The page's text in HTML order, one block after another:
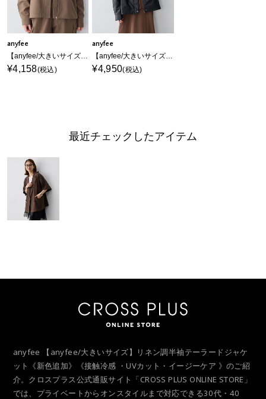
anyfee
【anyfee/大きいサイズ】ポケット付ウールライクツイルブルゾン《セットアップ対応/上下別売り》
¥4,158(税込)
anyfee
¥4,950(税込)
最近チェックしたアイテム
anyfee 【anyfee/大きいサイズ】リネン調半袖テーラードジャケ
ット《新色追加》《接触冷感 ・UVカット・イージーケア 》のご紹
介。クロスプラス公式通販サイト「CROSS PLUS ONLINE STORE」
では、プライベートからオンスタイルまで対応できる30代・40